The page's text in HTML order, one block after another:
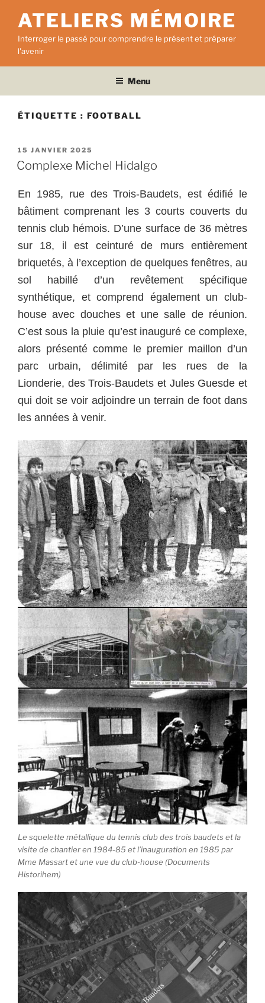
contenu
principal
ATELIERS MÉMOIRE
Interroger le passé pour comprendre le présent et préparer
l'avenir
Menu
ÉTIQUETTE : FOOTBALL
PUBLIÉ
LE
15 JANVIER 2025
Complexe Michel Hidalgo
En 1985, rue des Trois-Baudets, est édifié le
bâtiment comprenant les 3 courts couverts du
tennis club hémois. D’une surface de 36 mètres
sur 18, il est ceinturé de murs entièrement
briquetés, à l’exception de quelques fenêtres, au
sol habillé d’un revêtement spécifique
synthétique, et comprend également un club-
house avec douches et une salle de réunion.
C’est sous la pluie qu’est inauguré ce complexe,
alors présenté comme le premier maillon d’un
parc urbain, délimité par les rues de la
Lionderie, des Trois-Baudets et Jules Guesde et
qui doit se voir adjoindre un terrain de foot dans
les années à venir.
Le squelette métallique du tennis club des trois baudets et la
visite de chantier en 1984-85 et l’inauguration en 1985 par
Mme Massart et une vue du club-house (Documents
Historihem)